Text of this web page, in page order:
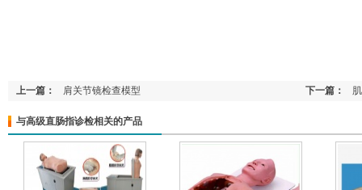
上一篇： 肩关节镜检查模型 下一篇：
与高级直肠指诊检相关的产品